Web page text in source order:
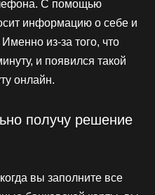
С помощью
информацию о себе и
из-за того, что
и появился такой
онлайн.
получу решение
вы заполните все